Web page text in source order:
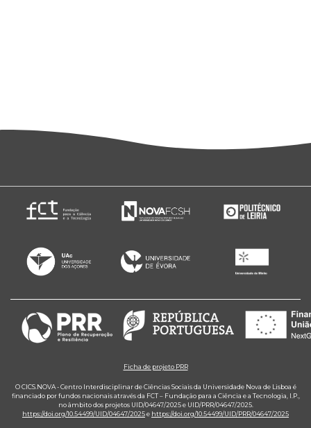
Ficha de projeto PRR
O CICS.NOVA - Centro Interdisciplinar de Ciências Sociais da Universidade Nova de Lisboa é
financiado por fundos nacionais através da FCT – Fundação para a Ciência e a Tecnologia, I.P.,
no âmbito dos projetos UID/04647/2025 e UID/PRR/04647/2025.
https://doi.org/10.54499/UID/04647/2025e https://doi.org/10.54499/UID/PRR/04647/2025